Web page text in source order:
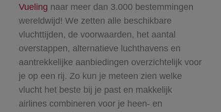
Vueling naar meer dan 3.000 bestemmingen
wereldwijd! We zetten alle beschikbare
vluchttijden, de voorwaarden, het aantal
overstappen, alternatieve luchthavens en
aantrekkelijke aanbiedingen overzichtelijk voor
je op een rij. Zo kun je meteen zien welke
vlucht het beste bij je past en makkelijk
airlines combineren voor je heen- en